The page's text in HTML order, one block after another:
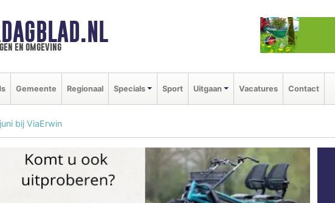
en omgeving
Gemeente Regionaal Specials Sport Uitgaan Vacatures Contact
bij ViaErwin